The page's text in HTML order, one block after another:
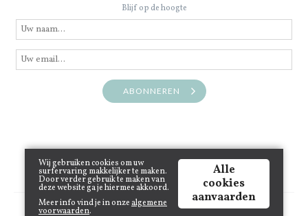
Blijf op de hoogte
ABONNEREN
Copyright © 2021 www.juneinthecity.be | Powered byTilroy
Wij gebruiken cookies om uw
surfervaring makkelijker te maken.
Door verder gebruik te maken van
deze website ga je hiermee akkoord.
Meer info vind je in onze algemene
voorwaarden.
Alle
cookies
aanvaarden